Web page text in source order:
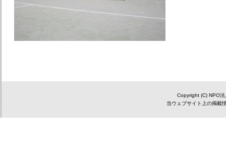
Copyright (C) NPO
当ウェブサイト上の掲載